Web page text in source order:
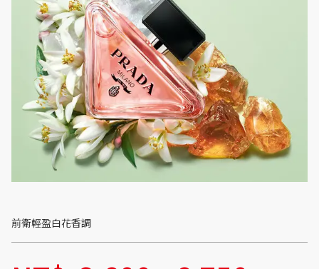
前衛輕盈白花香調